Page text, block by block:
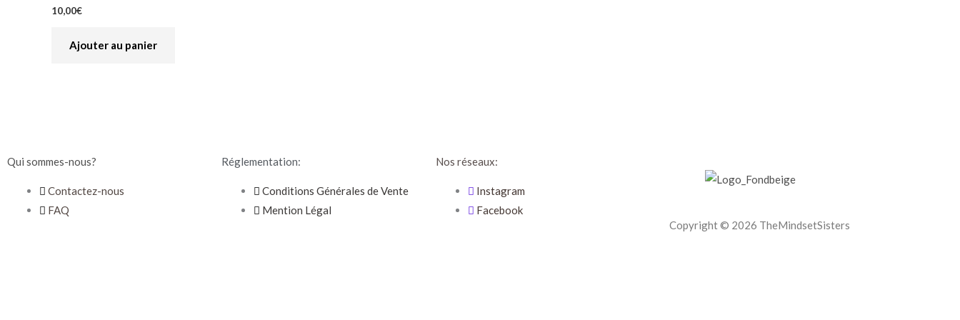
10,00€
Ajouter au panier
Qui sommes-nous?
Contactez-nous
FAQ
Réglementation:
Conditions Générales de Vente
Mention Légal
Nos réseaux:
Instagram
Facebook
Copyright © 2026 TheMindsetSisters